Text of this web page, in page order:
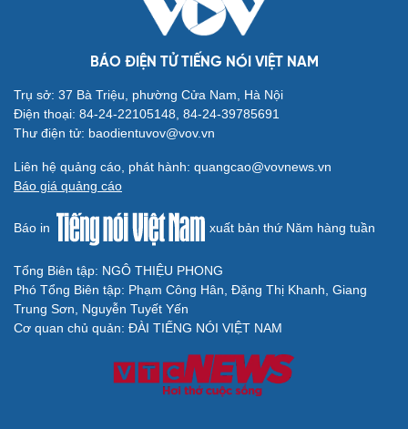
BÁO ĐIỆN TỬ TIẾNG NÓI VIỆT NAM
Trụ sở: 37 Bà Triệu, phường Cửa Nam, Hà Nội
Điện thoại: 84-24-22105148, 84-24-39785691
Thư điện tử: baodientuvov@vov.vn
Liên hệ quảng cáo, phát hành: quangcao@vovnews.vn
Báo giá quảng cáo
Báo in xuất bản thứ Năm hàng tuần
Tổng Biên tập: NGÔ THIỆU PHONG
Phó Tổng Biên tập: Phạm Công Hân, Đặng Thị Khanh, Giang
Trung Sơn, Nguyễn Tuyết Yến
Cơ quan chủ quản: ĐÀI TIẾNG NÓI VIỆT NAM